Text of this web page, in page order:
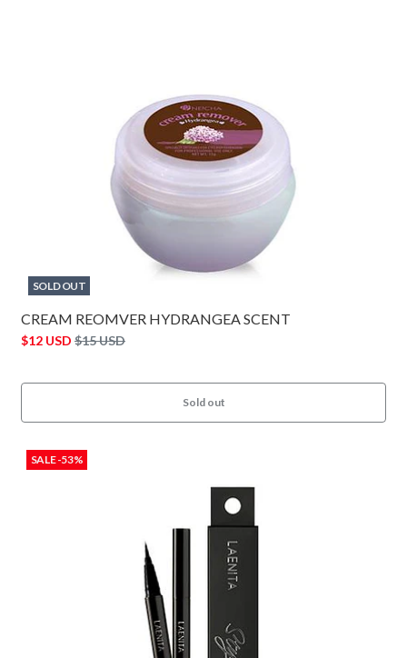
SOLD OUT
CREAM REOMVER HYDRANGEA SCENT
$12 USD $15 USD
Sold out
SALE -53%